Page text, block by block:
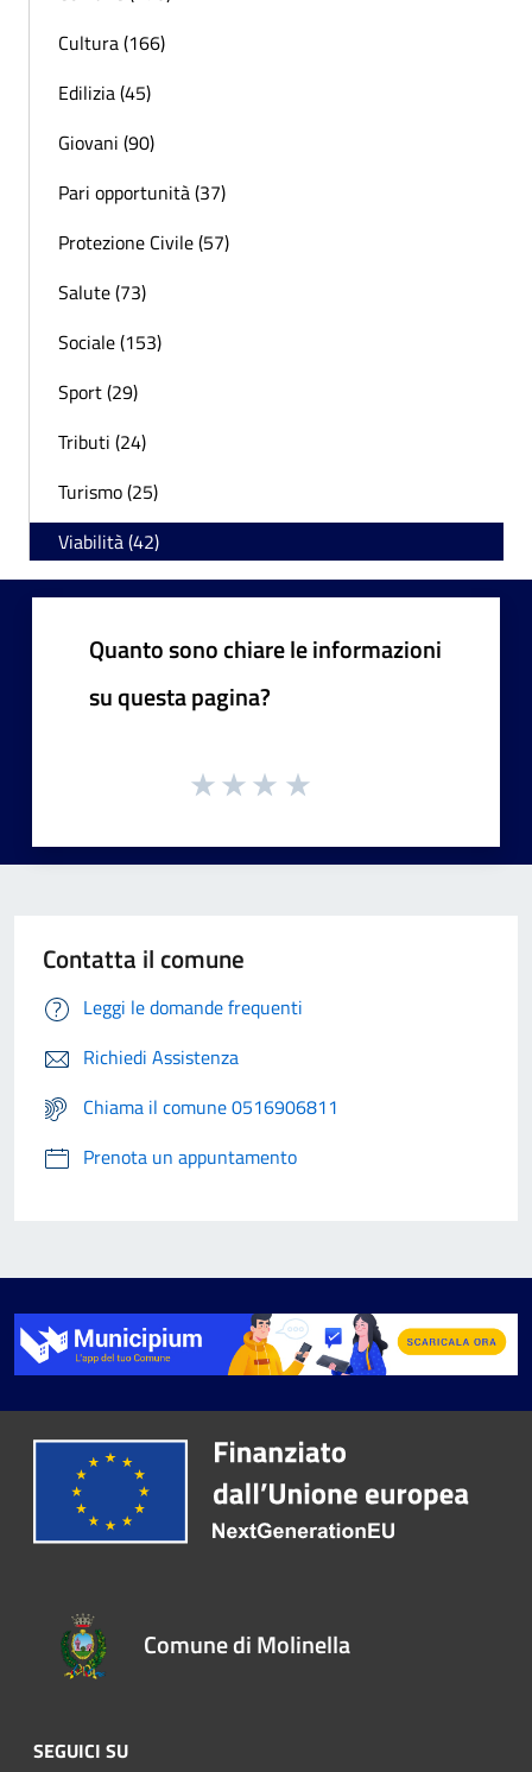
Cultura (166)
Edilizia (45)
Giovani (90)
Pari opportunità (37)
Protezione Civile (57)
Salute (73)
Sociale (153)
Sport (29)
Tributi (24)
Turismo (25)
Viabilità (42)
Quanto sono chiare le informazioni
su questa pagina?
Contatta il comune
Leggi le domande frequenti
Richiedi Assistenza
Chiama il comune 0516906811
Prenota un appuntamento
Comune di Molinella
SEGUICI SU